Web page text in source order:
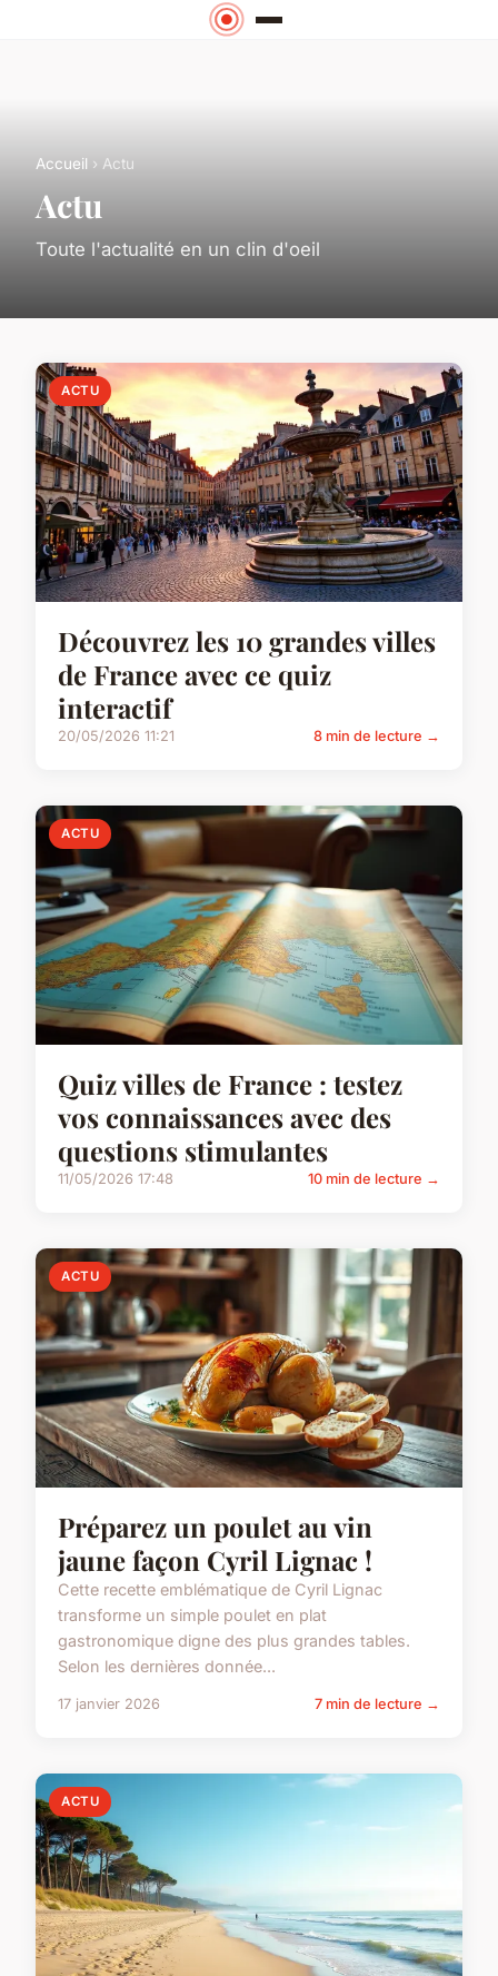
Accueil › Actu
Actu
Toute l'actualité en un clin d'oeil
ACTU
Découvrez les 10 grandes villes
de France avec ce quiz
interactif
20/05/2026 11:21 8 min de lecture →
ACTU
Quiz villes de France : testez
vos connaissances avec des
questions stimulantes
11/05/2026 17:48 10 min de lecture →
ACTU
Préparez un poulet au vin
jaune façon Cyril Lignac !
Cette recette emblématique de Cyril Lignac
transforme un simple poulet en plat
gastronomique digne des plus grandes tables.
Selon les dernières donnée...
17 janvier 2026 7 min de lecture →
ACTU